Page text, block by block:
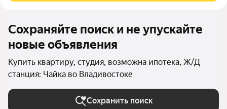
Сохраняйте поиск и не упускайте
новые объявления
Купить квартиру, студия, возможна ипотека, Ж/Д
станция: Чайка во Владивостоке
Сохранить поиск